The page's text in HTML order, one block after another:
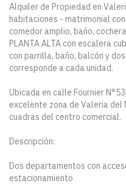
Alquiler de Propiedad en
habitaciones - matrimonial
comedor amplio, baño,
PLANTA ALTA con escalera
con parrilla, baño, balcón y
corresponde a cada unidad.
Ubicada en calle Fournier
excelente zona de Valeria del
cuadras del centro comercial.
Descripción:
Dos departamentos con
estacionamiento